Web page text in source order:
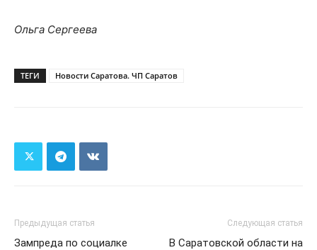
Ольга Сергеева
ТЕГИ Новости Саратова. ЧП Саратов
Предыдущая статья
Зампреда по социалке
Следующая статья
В Саратовской области на